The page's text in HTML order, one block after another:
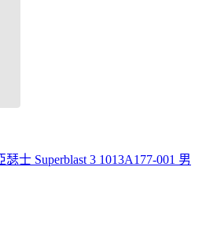
士 Superblast 3 1013A177-001 男